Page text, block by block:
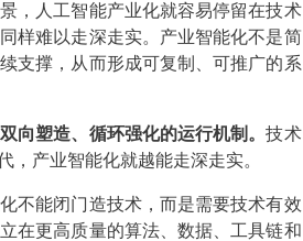
，人工智能产业化就容易停留在技术
样难以走深走实。产业智能化不是简
支撑，从而形成可复制、可推广的系
向塑造、循环强化的运行机制。技术
产业智能化就越能走深走实。
不能闭门造技术，而是需要技术有效
在更高质量的算法、数据、工具链和